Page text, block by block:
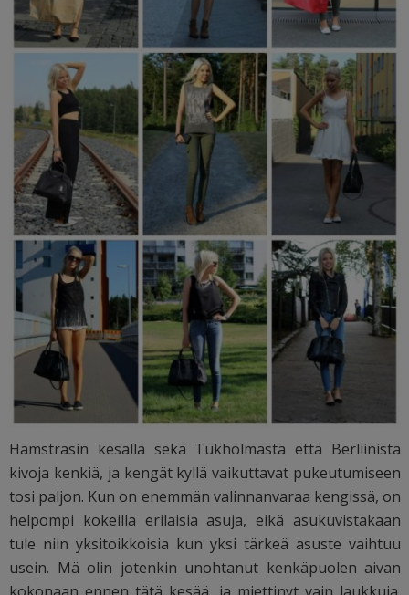
Hamstrasin kesällä sekä Tukholmasta että Berliinistä
kivoja kenkiä, ja kengät kyllä vaikuttavat pukeutumiseen
tosi paljon. Kun on enemmän valinnanvaraa kengissä, on
helpompi kokeilla erilaisia asuja, eikä asukuvistakaan
tule niin yksitoikkoisia kun yksi tärkeä asuste vaihtuu
usein. Mä olin jotenkin unohtanut kenkäpuolen aivan